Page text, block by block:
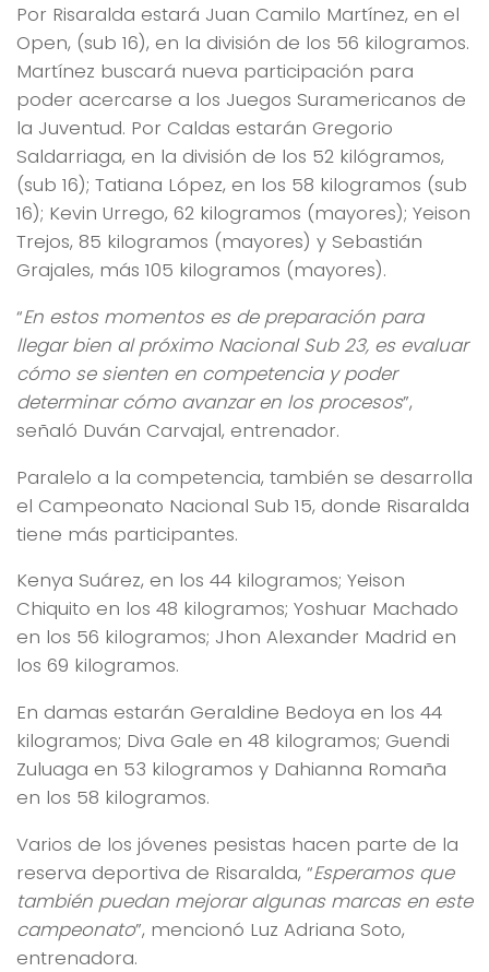
Por Risaralda estará Juan Camilo Martínez, en el
Open, (sub 16), en la división de los 56 kilogramos.
Martínez buscará nueva participación para
poder acercarse a los Juegos Suramericanos de
la Juventud. Por Caldas estarán Gregorio
Saldarriaga, en la división de los 52 kilógramos,
(sub 16); Tatiana López, en los 58 kilogramos (sub
16); Kevin Urrego, 62 kilogramos (mayores); Yeison
Trejos, 85 kilogramos (mayores) y Sebastián
Grajales, más 105 kilogramos (mayores).
“En estos momentos es de preparación para
llegar bien al próximo Nacional Sub 23, es evaluar
cómo se sienten en competencia y poder
determinar cómo avanzar en los procesos”,
señaló Duván Carvajal, entrenador.
Paralelo a la competencia, también se desarrolla
el Campeonato Nacional Sub 15, donde Risaralda
tiene más participantes.
Kenya Suárez, en los 44 kilogramos; Yeison
Chiquito en los 48 kilogramos; Yoshuar Machado
en los 56 kilogramos; Jhon Alexander Madrid en
los 69 kilogramos.
En damas estarán Geraldine Bedoya en los 44
kilogramos; Diva Gale en 48 kilogramos; Guendi
Zuluaga en 53 kilogramos y Dahianna Romaña
en los 58 kilogramos.
Varios de los jóvenes pesistas hacen parte de la
reserva deportiva de Risaralda, “Esperamos que
también puedan mejorar algunas marcas en este
campeonato”, mencionó Luz Adriana Soto,
entrenadora.